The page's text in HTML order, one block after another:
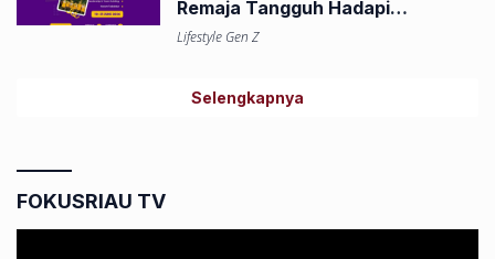
Remaja Tangguh Hadapi
Tantangan Masa Depan
Lifestyle Gen Z
Selengkapnya
FOKUSRIAU TV